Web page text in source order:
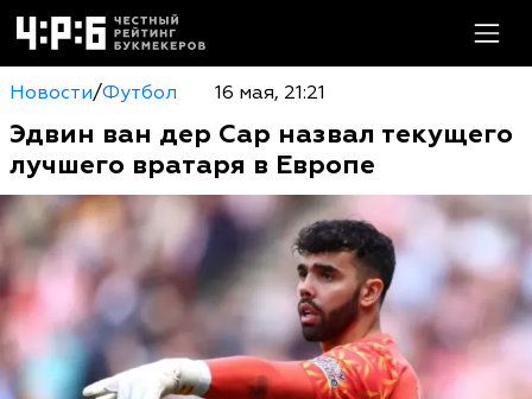
Новости/Футбол 16 мая, 21:21
Эдвин ван дер Сар назвал текущего
лучшего вратаря в Европе